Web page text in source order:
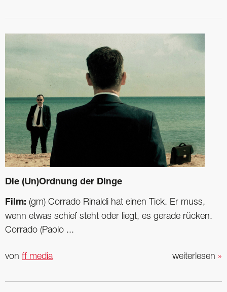
Die (Un)Ordnung der Dinge
Film: (gm) Corrado Rinaldi hat ­einen Tick. Er muss,
wenn etwas schief steht oder liegt, es gerade rücken.
Corrado (­Paolo ...
weiterlesen »
von ff media